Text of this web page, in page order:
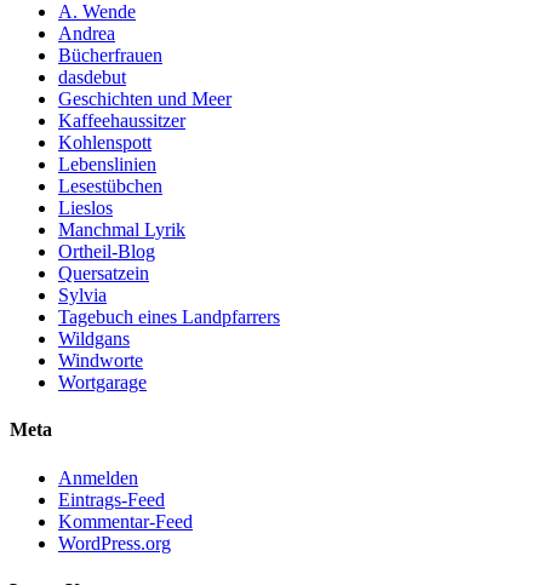
A. Wende
Andrea
Bücherfrauen
dasdebut
Geschichten und Meer
Kaffeehaussitzer
Kohlenspott
Lebenslinien
Lesestübchen
Lieslos
Manchmal Lyrik
Ortheil-Blog
Quersatzein
Sylvia
Tagebuch eines Landpfarrers
Wildgans
Windworte
Wortgarage
Meta
Anmelden
Eintrags-Feed
Kommentar-Feed
WordPress.org